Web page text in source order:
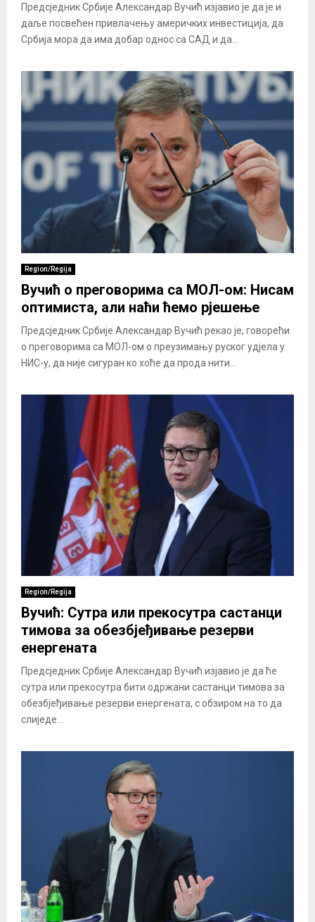
Предсједник Србије Александар Вучић изјавио је да је и
даље посвећен привлачењу америчких инвестиција, да
Србија мора да има добар однос са САД и да...
Region/Regija
Вучић о преговорима са МОЛ-ом: Нисам
оптимиста, али наћи ћемо рјешење
Предсједник Србије Александар Вучић рекао је, говорећи
о преговорима са МОЛ-ом о преузимању руског удјела у
НИС-у, да није сигуран ко хоће да прода нити...
Region/Regija
Вучић: Сутра или прекосутра састанци
тимова за обезбјеђивање резерви
енергената
Предсједник Србије Александар Вучић изјавио је да ће
сутра или прекосутра бити одржани састанци тимова за
обезбјеђивање резерви енергената, с обзиром на то да
слиједе...